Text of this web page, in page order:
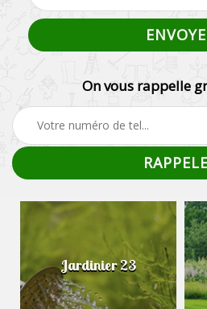
On vous rappelle
Jardinier 23